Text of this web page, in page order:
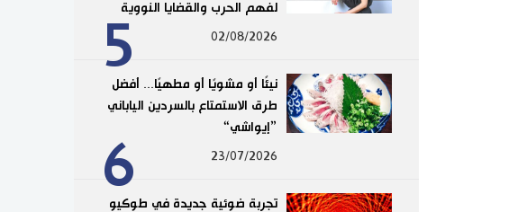
5
لفهم الحرب والقضايا النووية
02/08/2026
6
نيئًا أو مشويًا أو مطهيًا... أفضل
طرق الاستمتاع بالسردين الياباني
”إيواشي“
23/07/2026
تجربة ضوئية جديدة في طوكيو